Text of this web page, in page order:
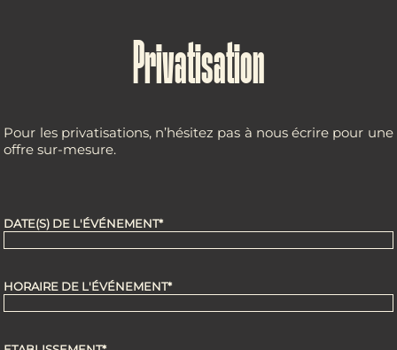
Privatisation
Pour les privatisations, n’hésitez pas à nous écrire pour une
offre sur-mesure.
DATE(S) DE L'ÉVÉNEMENT*
HORAIRE DE L'ÉVÉNEMENT*